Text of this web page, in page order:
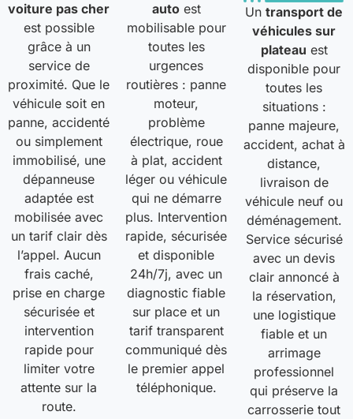
voiture pas cher
est possible
grâce à un
service de
proximité. Que le
véhicule soit en
panne, accidenté
ou simplement
immobilisé, une
dépanneuse
adaptée est
mobilisée avec
un tarif clair dès
l’appel. Aucun
frais caché,
prise en charge
sécurisée et
intervention
rapide pour
limiter votre
attente sur la
route.
autoest
mobilisable pour
toutes les
urgences
routières : panne
moteur,
problème
électrique, roue
à plat, accident
léger ou véhicule
qui ne démarre
plus. Intervention
rapide, sécurisée
et disponible
24h/7j, avec un
diagnostic fiable
sur place et un
tarif transparent
communiqué dès
le premier appel
téléphonique.
Untransport de
véhicules sur
plateau est
disponible pour
toutes les
situations :
panne majeure,
accident, achat à
distance,
livraison de
véhicule neuf ou
déménagement.
Service sécurisé
avec un devis
clair annoncé à
la réservation,
une logistique
fiable et un
arrimage
professionnel
qui préserve la
carrosserie tout